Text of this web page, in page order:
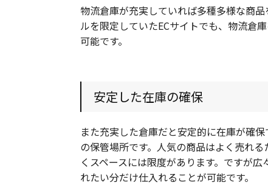
物流倉庫が充実していれば多種多様な商
ルを限定していたECサイトでも、物流倉
可能です。
安定した在庫の確保
また充実した倉庫だと安定的に在庫が確
の保管場所です。人気の商品はよく売れ
くスペースには限度があります。ですが
れたい分だけ仕入れることが可能です。